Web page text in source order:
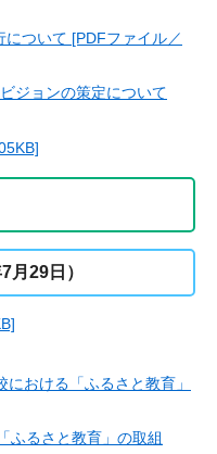
ついて [PDFファイル／
ジョンの策定について
月29日）
おける「ふるさと教育」
るさと教育」の取組